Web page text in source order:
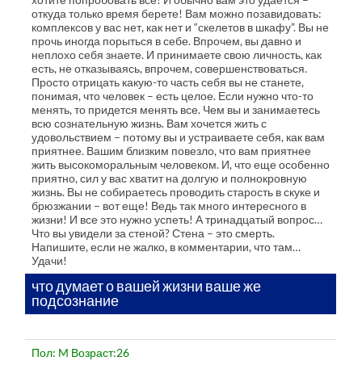
откуда только время берете! Вам можно позавидовать:
комплексов у вас нет, как нет и “скелетов в шкафу”. Вы не
прочь иногда порыться в себе. Впрочем, вы давно и
неплохо себя знаете. И принимаете свою личность, как
есть, не отказываясь, впрочем, совершенствоваться.
Просто отрицать какую-то часть себя вы не станете,
понимая, что человек – есть целое. Если нужно что-то
менять, то придется менять все. Чем вы и занимаетесь
всю сознательную жизнь. Вам хочется жить с
удовольствием – потому вы и устраиваете себя, как вам
приятнее. Вашим близким повезло, что вам приятнее
жить высокоморальным человеком. И, что еще особенно
приятно, сил у вас хватит на долгую и полнокровную
жизнь. Вы не собираетесь проводить старость в скуке и
брюзжании – вот еще! Ведь так много интересного в
жизни! И все это нужно успеть! А тринадцатый вопрос…
Что вы увидели за стеной? Стена – это смерть.
Напишите, если не жалко, в комментарии, что там…
Удачи!
что думает о вашей жизни ваше же
подсознание
Пол: M Возраст:26